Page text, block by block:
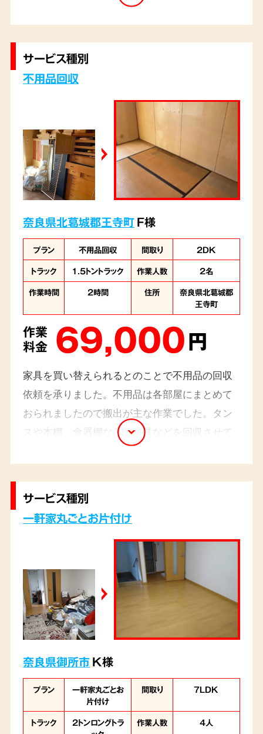
ものとそうでない物とで仕分けを行い、搬出し
ていきました。作業時間は4時間程で完了し3名
サービス種別
不用品回収
奈良県北葛城郡王寺町F様
プラン 不用品回収 間取り
2DK
トラック
1.5トントラック 作業人数
2名
作業時間
2時間 住所
奈良県北葛城郡
王寺町
作業
料金 69,000円
家具を買い替えられるとのことで不用品の回収
依頼を承りました。不用品は各部屋にまとめて
おられましたので搬出が主な作業でした。タン
スや本棚、食器棚などの家具などを回収させて
いただきまして2名のスタッフ、2
完了です。
サービス種別
一軒家丸ごとお片付け
奈良県御所市K様
プラン
一軒家丸ごとお
片付け
間取り 7LDK
トラック
2トンロングトラ
作業人数 4人